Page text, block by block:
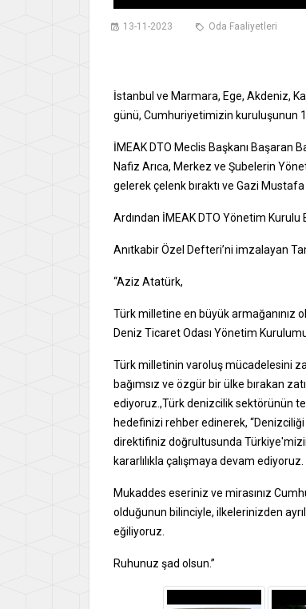
13-11-2023 Oda Faaliyetleri
İstanbul ve Marmara, Ege, Akdeniz,
günü, Cumhuriyetimizin kuruluşunun
İMEAK DTO Meclis Başkanı Başaran
Nafiz Arıca, Merkez ve Şubelerin
gelerek çelenk bıraktı ve Gazi
Ardından İMEAK DTO Yönetim Kurulu
Anıtkabir Özel Defteri’ni imzalayan
“Aziz Atatürk,
Türk milletine en büyük armağanınız
Deniz Ticaret Odası Yönetim
Türk milletinin varoluş mücadelesini
bağımsız ve özgür bir ülke bırakan
ediyoruz.,Türk denizcilik sektörünün
hedefinizi rehber edinerek,
direktifiniz doğrultusunda
kararlılıkla çalışmaya devam ediyoruz.
Mukaddes eseriniz ve mirasınız
olduğunun bilinciyle, ilkelerinizden
eğiliyoruz.
Ruhunuz şad olsun.”